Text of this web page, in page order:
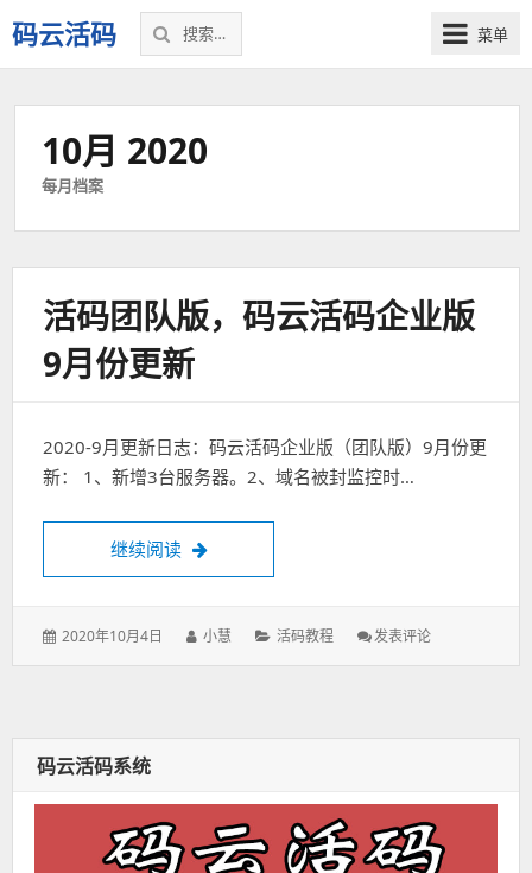
码云活码
微
码，
营
器！
搜
索：
菜单
10月 2020
每月档案
活码团队版，码云活码企业版
9月份更新
2020-9月更新日志：码云活码企业版（团队版）9月份更
新： 1、新增3台服务器。2、域名被封监控时…
继续阅读 活码团队版，码云活码企业版9月份更新
发
2020年10月4日
作
小慧
分
活码教程 发表评论
企
业
码云活码系统